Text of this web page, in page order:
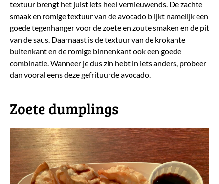
textuur brengt het juist iets heel vernieuwends. De zachte
smaak en romige textuur van de avocado blijkt namelijk een
goede tegenhanger voor de zoete en zoute smaken en de pit
van de saus. Daarnaast is de textuur van de krokante
buitenkant en de romige binnenkant ook een goede
combinatie. Wanneer je dus zin hebt in iets anders, probeer
dan vooral eens deze gefrituurde avocado.
Zoete dumplings